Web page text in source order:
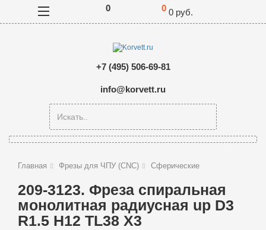
0 0 0руб.
+7 (495) 506-69-81
info@korvett.ru
Главная Фрезы для ЧПУ (CNC) Сферические
209-3123. Фреза спиральная
монолитная радиусная up D3
R1.5 H12 TL38 Х3